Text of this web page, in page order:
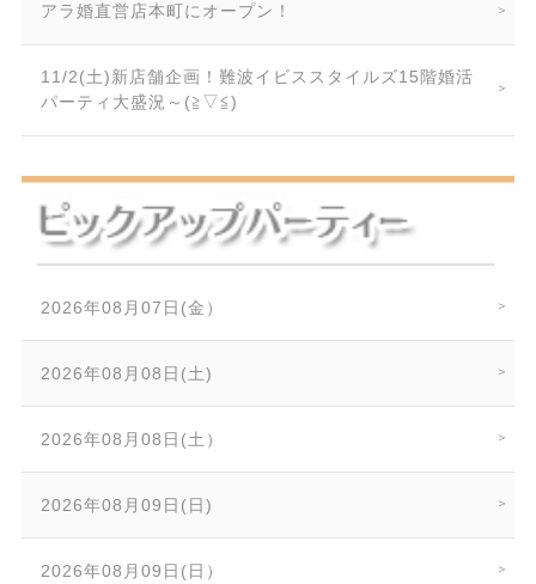
アラ婚直営店本町にオープン！
11/2(土)新店舗企画！難波イビススタイルズ15階婚活
パーティ大盛況～(≧▽≦)
2026年08月07日(金）
2026年08月08日(土)
2026年08月08日(土）
2026年08月09日(日)
2026年08月09日(日）